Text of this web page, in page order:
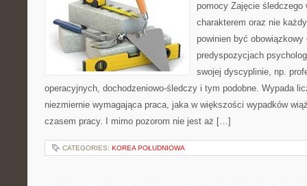
pomocy Zajęcie
charakterem oraz nie
powinien być
predyspozycjach
swojej dyscyplinie, np.
operacyjnych, dochodzeniowo-śledczy i tym podobne. Wypada
niezmiernie wymagająca praca, jaka w większości wypadków
czasem pracy. I mimo pozorom nie jest aż […]
CATEGORIES: KOREA POŁUDNIOWA